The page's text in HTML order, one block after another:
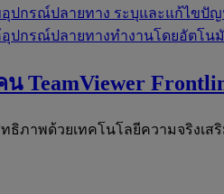
อุปกรณ์ปลายทาง ระบุและแก้ไขปั
อุปกรณ์ปลายทางทำงานโดยอัตโน
น TeamViewer
ธิภาพด้วยเทคโนโลยีความจริงเส